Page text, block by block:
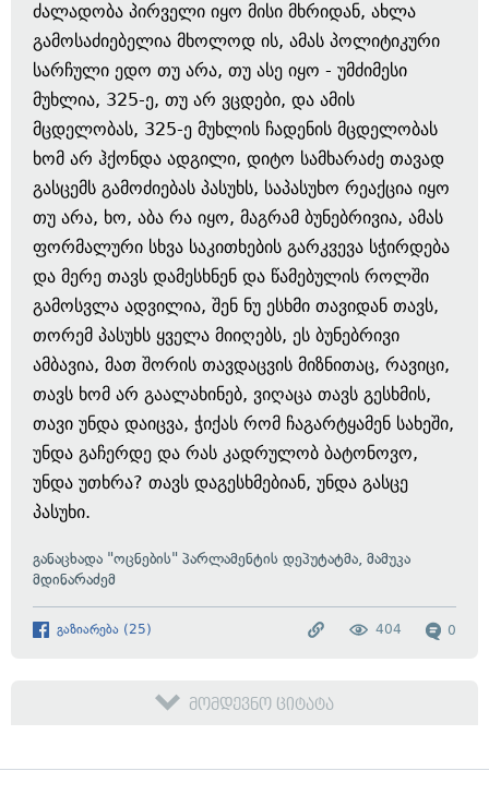
ძალადობა პირველი იყო მისი მხრიდან, ახლა
გამოსაძიებელია მხოლოდ ის, ამას პოლიტიკური
სარჩული ედო თუ არა, თუ ასე იყო - უმძიმესი
მუხლია, 325-ე, თუ არ ვცდები, და ამის
მცდელობას, 325-ე მუხლის ჩადენის მცდელობას
ხომ არ ჰქონდა ადგილი, დიტო სამხარაძე თავად
გასცემს გამოძიებას პასუხს, საპასუხო რეაქცია იყო
თუ არა, ხო, აბა რა იყო, მაგრამ ბუნებრივია, ამას
ფორმალური სხვა საკითხების გარკვევა სჭირდება
და მერე თავს დამესხნენ და წამებულის როლში
გამოსვლა ადვილია, შენ ნუ ესხმი თავიდან თავს,
თორემ პასუხს ყველა მიიღებს, ეს ბუნებრივი
ამბავია, მათ შორის თავდაცვის მიზნითაც, რავიცი,
თავს ხომ არ გაალახინებ, ვიღაცა თავს გესხმის,
თავი უნდა დაიცვა, ჭიქას რომ ჩაგარტყამენ სახეში,
უნდა გაჩერდე და რას კადრულობ ბატონოვო,
უნდა უთხრა? თავს დაგესხმებიან, უნდა გასცე
პასუხი.
განაცხადა "ოცნების" პარლამენტის დეპუტატმა, მამუკა
მდინარაძემ
გაზიარება (25) 0
404
მომდევნო ციტატა